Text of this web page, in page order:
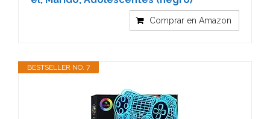
Comprar en Amazon
BESTSELLER NO. 7